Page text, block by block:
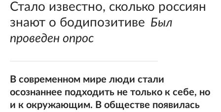
Стало известно, сколько россиян
знают о бодипозитиве Был
проведен опрос
В современном мире люди стали
осознаннее подходить не только к себе, но
и к окружающим. В обществе появилась